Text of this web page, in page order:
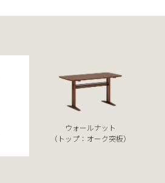
ウォールナット
（トップ：オーク突板）